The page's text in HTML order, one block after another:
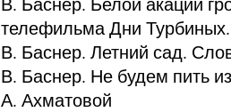
телефильма Дни
В. Баснер. Летний сад.
В. Баснер. Не будем пить
А. Ахматовой